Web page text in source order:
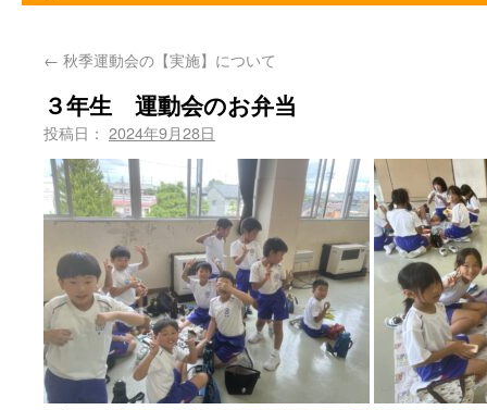
← 秋季運動会の【実施】について
３年生 運動会のお弁当
投稿日： 2024年9月28日